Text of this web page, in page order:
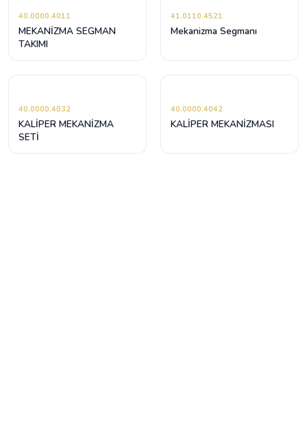
40.0000.4011
MEKANİZMA SEGMAN
TAKIMI
41.0110.4521
Mekanizma Segmanı
40.0000.4032
KALİPER MEKANİZMA
SETİ
40.0000.4042
KALİPER MEKANİZMASI